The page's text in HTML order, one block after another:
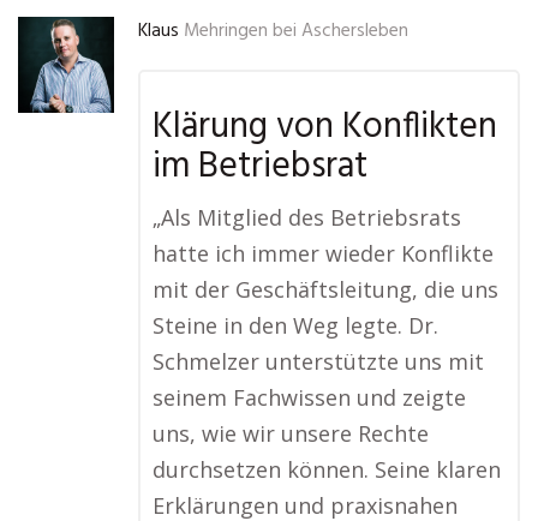
Klaus Mehringen bei Aschersleben
Klärung von Konflikten
im Betriebsrat
„Als Mitglied des Betriebsrats
hatte ich immer wieder Konflikte
mit der Geschäftsleitung, die uns
Steine in den Weg legte. Dr.
Schmelzer unterstützte uns mit
seinem Fachwissen und zeigte
uns, wie wir unsere Rechte
durchsetzen können. Seine klaren
Erklärungen und praxisnahen